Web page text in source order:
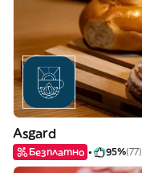
Asgard
Безплатно 95%(77)